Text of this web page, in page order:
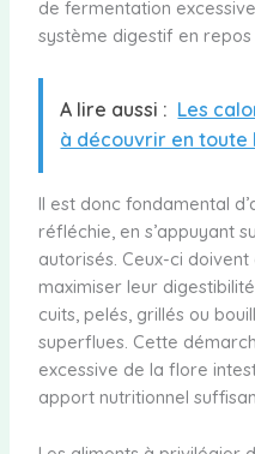
de fermentation
système digestif en
A lire aussi : Les
à découvrir en
Il est donc fondamental
réfléchie, en s’appuyant
autorisés. Ceux-ci
maximiser leur
cuits, pelés, grillés ou
superflues. Cette
excessive de la flore
apport nutritionnel